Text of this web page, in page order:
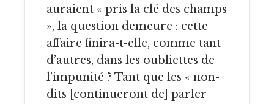
auraient « pris la clé des champs
», la question demeure : cette
affaire finira-t-elle, comme tant
d’autres, dans les oubliettes de
l’impunité ? Tant que les « non-
dits [continueront de] parler